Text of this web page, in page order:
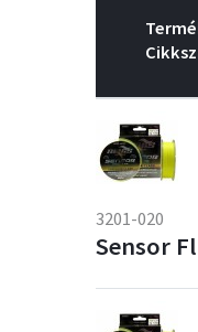
3201-020
Sensor